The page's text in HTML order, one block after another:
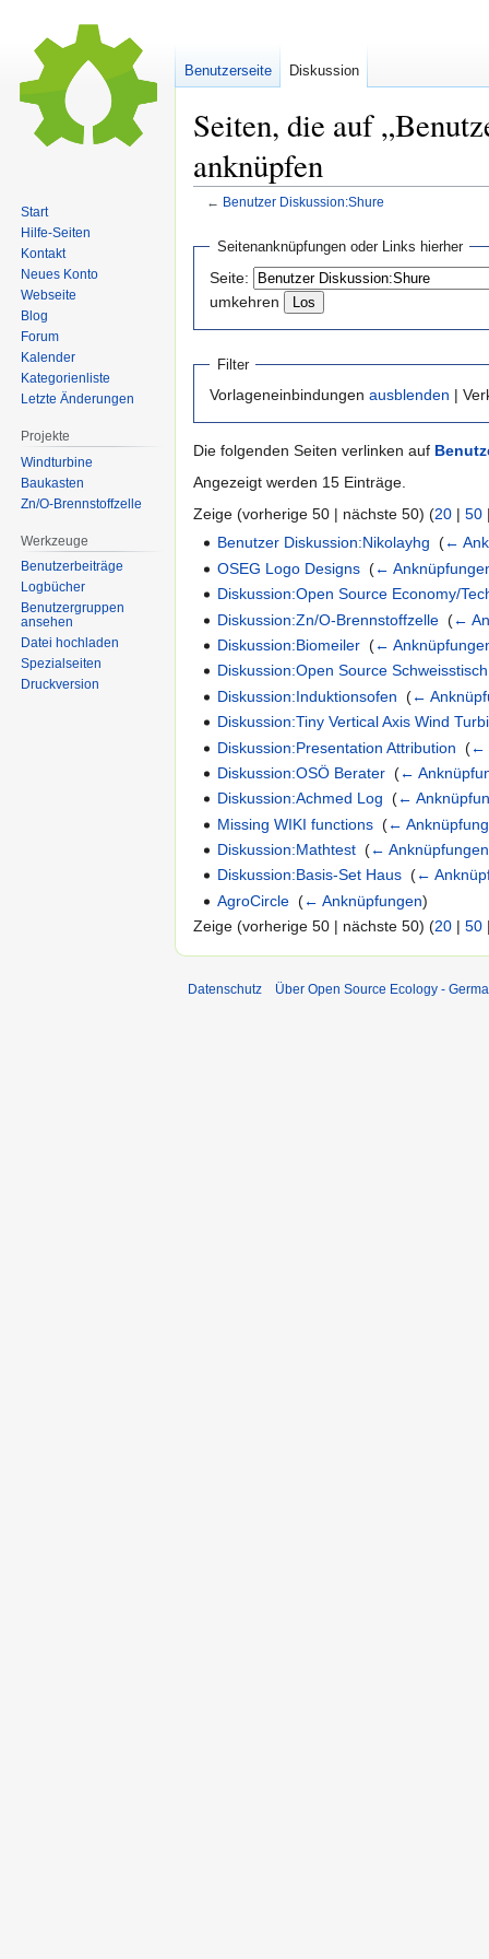
Seiten, die auf
anknüpfen
← Benutzer Diskussion:Shure
Navigation
springen
springen
Seitenanknüpfungen oder Links hierher
Seite:
umkehren
Filter
Vorlageneinbindungen ausblenden |
Die folgenden Seiten verlinken auf
Angezeigt werden 15 Einträge.
Zeige (vorherige 50 | nächste 50) (20 | 50
Benutzer Diskussion:Nikolayhg ‎(←
OSEG Logo Designs ‎(←
Diskussion:Open Source Economy/
Diskussion:Zn/O-Brennstoffzelle ‎(←
Diskussion:Biomeiler ‎(←
Diskussion:Open Source Schweisstisch
Diskussion:Induktionsofen ‎(←
Diskussion:Tiny Vertical Axis Wind
Diskussion:Presentation Attribution ‎(←
Diskussion:OSÖ Berater ‎(←
Diskussion:Achmed Log ‎(←
Missing WIKI functions ‎(←
Diskussion:Mathtest ‎(← Anknüpfungen
Diskussion:Basis-Set Haus ‎(←
AgroCircle ‎(← Anknüpfungen)
Zeige (vorherige 50 | nächste 50) (20 | 50
Benutzerseite Diskussion
Start
Hilfe-Seiten
Kontakt
Neues Konto
Webseite
Blog
Forum
Kalender
Kategorienliste
Letzte Änderungen
Projekte
Windturbine
Baukasten
Zn/O-Brennstoffzelle
Werkzeuge
Benutzerbeiträge
Logbücher
Benutzergruppen
ansehen
Datei hochladen
Spezialseiten
Druckversion
Datenschutz Über Open Source Ecology -